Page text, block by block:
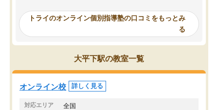
ったんですが、学生の先生から学ぶこ
み、徐々に成績が上がったらいいなと
思っていました。何が今足りないのか
を的確に指導いただき、子どももびっ
くりするほど楽しんでやる気を持って
塾を受けています。狙い通り、少しず
つ成績も上がり、苦手意識も無くなっ
てきたので、さらに苦手な数学も追加
でお願いしました。来年の高校受験に
らないところをピンポイ
頂いて、とてもわかり
していました。一生を
スト、多少お金がかかっ
トライのオンライン個別指導塾の口コミをもっとみ
る
大平下駅の教室一覧
オンライン校 詳しく見る
対応エリア 全国